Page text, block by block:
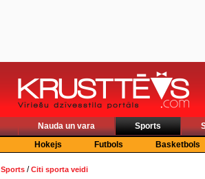
Nauda un vara Sports
Hokejs
Futbols Basketbols
Sports /Citi sporta veidi